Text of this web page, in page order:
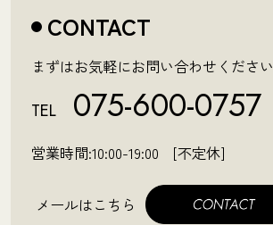
CONTACT
まずはお気軽にお問い合わせください
TEL 075-600-0757
営業時間:10:00-19:00 [不定休]
メールはこちら